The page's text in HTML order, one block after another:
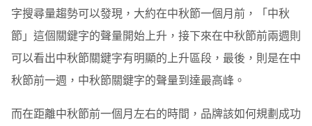
台灣菸酒公司 — 節慶行銷別忘了粉絲團導流！
中秋節行銷技巧 2：別忘記「吃」和「送禮」的需求
題性
字搜尋量趨勢可以發現， 大約在中秋節一個月前，「中秋
節」這個關鍵字的聲量開始上升 ，接下來在中秋節前兩週則
可以看出中秋節關鍵字有明顯的上升區段，最後，則是在中
秋節前一週，中秋節關鍵字的聲量到達最高峰。
而在距離中秋節前一個月左右的時間，品牌該如何規劃成功